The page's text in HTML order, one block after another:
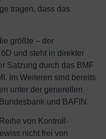
tragen, dass das
größte – der
und steht in direkter
Satzung durch das BMF
Im Weiteren sind bereits
unter der generellen
und BAFIN.
von Kontroll-
nicht frei von